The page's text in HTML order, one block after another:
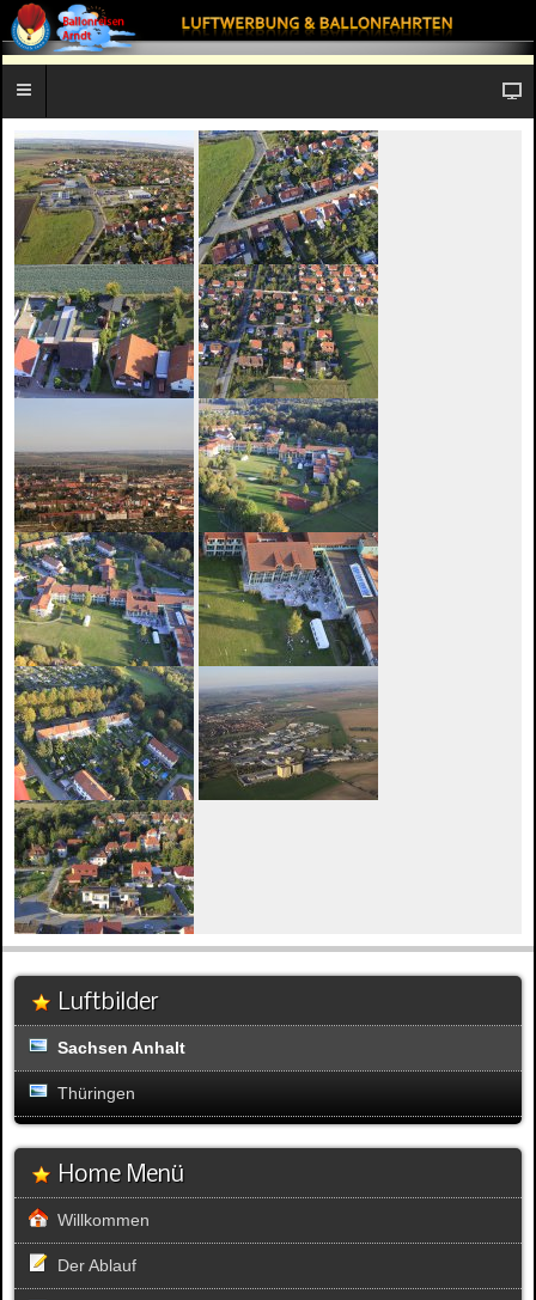
Luftbilder
Sachsen Anhalt
Thüringen
Home Menü
Willkommen
Der Ablauf